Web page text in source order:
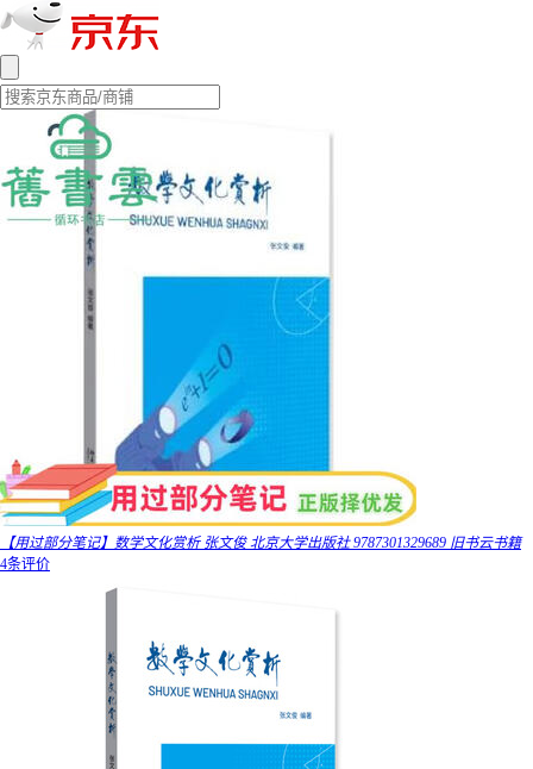
【用过部分笔记】数学文化赏析 张文俊 北京大学出版社 9787301329689 旧书云书籍
4条评价